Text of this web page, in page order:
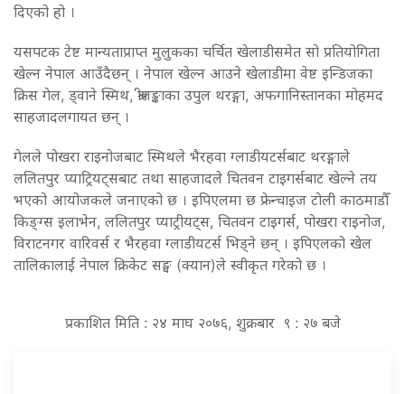
दिएको हो ।
यसपटक टेष्ट मान्यताप्राप्त मुलुकका चर्चित खेलाडीसमेत सो प्रतियोगिता
खेल्न नेपाल आउँदैछन् । नेपाल खेल्न आउने खेलाडीमा वेष्ट इन्डिजका
क्रिस गेल, ड्वाने स्मिथ, श्रीलङ्काका उपुल थरङ्गा, अफगानिस्तानका मोहमद
साहजादलगायत छन् ।
गेलले पोखरा राइनोजबाट स्मिथले भैरहवा ग्लाडीयटर्सबाट थरङ्गाले
ललितपुर प्याट्रियट्सबाट तथा साहजादले चितवन टाइगर्सबाट खेल्ने तय
भएको आयोजकले जनाएको छ । इपिएलमा छ फ्रेन्चाइज टोली काठमाडौँ
किङ्ग्स इलाभेन, ललितपुर प्याट्रीयट्स, चितवन टाइगर्स, पोखरा राइनोज,
विराटनगर वारिवर्स र भैरहवा ग्लाडीयटर्स भिड्ने छन् । इपिएलको खेल
तालिकालाई नेपाल क्रिकेट सङ्घ (क्यान)ले स्वीकृत गरेको छ ।
प्रकाशित मिति : २४ माघ २०७६, शुक्रबार ९ : २७ बजे